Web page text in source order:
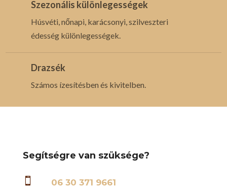
Szezonális különlegességek
Húsvéti, nőnapi, karácsonyi, szilveszteri
édesség különlegességek.
Drazsék
Számos ízesítésben és kivitelben.
Segítségre van szüksége?
 06 30 371 9661